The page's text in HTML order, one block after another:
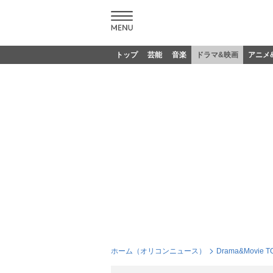
トップ 芸能 音楽 ドラマ&映画 アニメ
ホーム（オリコンニュース） Drama&Movie